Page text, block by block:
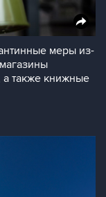
меры из-
также книжные